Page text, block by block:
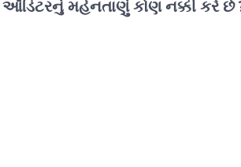
મહેનતાણું કોણ નક્કી કરે છે